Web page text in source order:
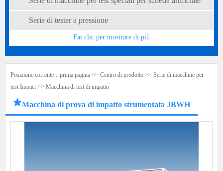
Serie di tester a pressione
Fai clic per mostrare di più
Posizione corrente： prima pagina >> Centro di prodotto >> Serie di macchine per
test Impact >> Macchina di test di impatto
Macchina di prova di impatto strumentata JBWH